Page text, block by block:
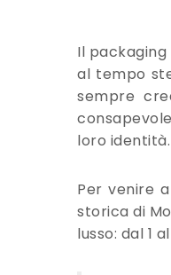
Il
al tempo
sempre
loro identità.
Per venire
storica di
lusso: dal 1